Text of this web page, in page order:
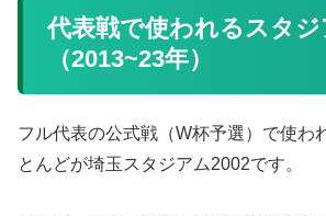
代表戦で使われるスタ
（2013~23年）
フル代表の公式戦（W杯予選）で使わ
とんどが埼玉スタジアム2002です。